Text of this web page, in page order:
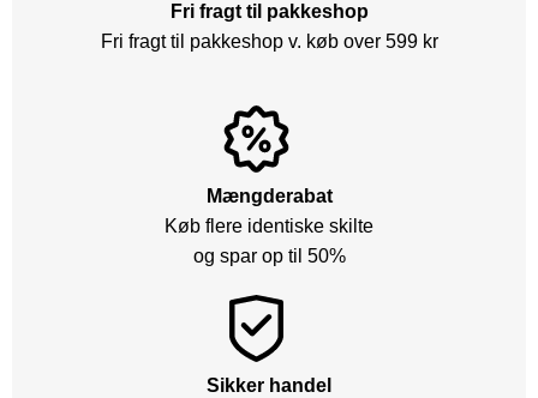
Fri fragt til pakkeshop
Fri fragt til pakkeshop v. køb over 599 kr
Mængderabat
Køb flere identiske skilte
og spar op til 50%
Sikker handel